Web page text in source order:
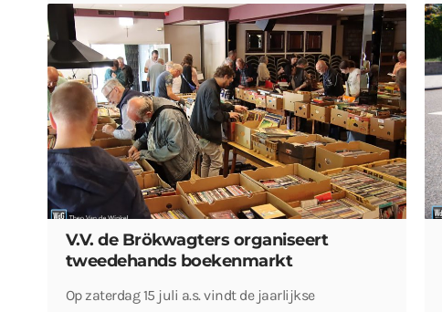
V.V. de Brökwagters organiseert
tweedehands boekenmarkt
Op zaterdag 15 juli a.s. vindt de jaarlijkse